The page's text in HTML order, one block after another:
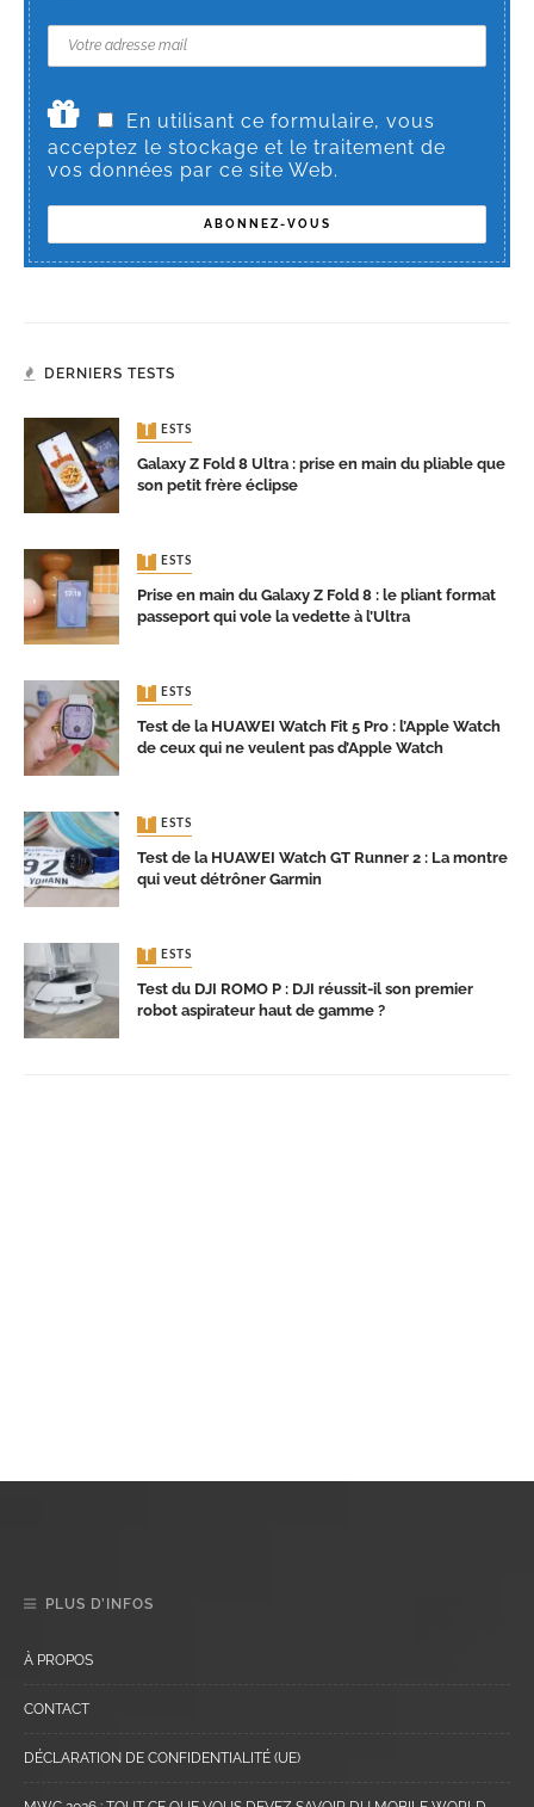
En utilisant ce formulaire, vous
acceptez le stockage et le traitement de
vos données par ce site Web.
DERNIERS TESTS
TESTS
Galaxy Z Fold 8 Ultra : prise en main du pliable que
son petit frère éclipse
TESTS
Prise en main du Galaxy Z Fold 8 : le pliant format
passeport qui vole la vedette à l’Ultra
TESTS
Test de la HUAWEI Watch Fit 5 Pro : l’Apple Watch
de ceux qui ne veulent pas d’Apple Watch
TESTS
Test de la HUAWEI Watch GT Runner 2 : La montre
qui veut détrôner Garmin
TESTS
Test du DJI ROMO P : DJI réussit-il son premier
robot aspirateur haut de gamme ?
PLUS D’INFOS
À PROPOS
CONTACT
DÉCLARATION DE CONFIDENTIALITÉ (UE)